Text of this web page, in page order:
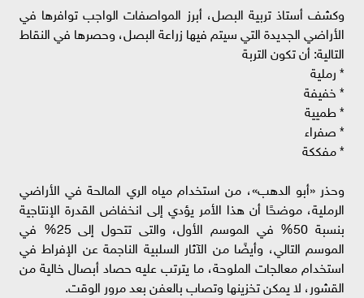
وكشف أستاذ تربية البصل، أبرز المواصفات الواجب توافرها في
الأراضي الجديدة التي سيتم فيها زراعة البصل، وحصرها في النقاط
التالية: أن تكون التربة
‏* رملية
‏* خفيفة
* ‏طميية
* ‏صفراء
* ‏مفككة
وحذر «أبو الدهب»، من استخدام مياه الري المالحة في الأراضي
الرملية، موضحًا أن هذا الأمر يؤدي إلى انخفاض القدرة الإنتاجية
بنسبة 50% في الموسم الأول، والتى تتحول إلى 25% في
الموسم التالي، وأيضًا من الآثار السلبية الناجمة عن الإفراط في
استخدام معالجات الملوحة، ما يترتب عليه حصاد أبصال خالية من
القشور، لا يمكن تخزينها وتصاب بالعفن بعد مرور الوقت.